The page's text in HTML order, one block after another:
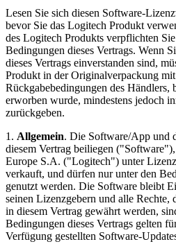
Lesen Sie sich diesen Software-
bevor Sie das Logitech Produkt
des Logitech Produkts verpflichten
Bedingungen dieses Vertrags. Wenn
dieses Vertrags einverstanden sind,
Produkt in der Originalverpackung
Rückgabebedingungen des Händlers,
erworben wurde, mindestens jedoch
zurückgeben.
1. Allgemein. Die Software/App und
diesem Vertrag beiliegen
Europe S.A. ("Logitech") unter
verkauft, und dürfen nur unter den
genutzt werden. Die Software bleibt
seinen Lizenzgebern und alle
in diesem Vertrag gewährt werden,
Bedingungen dieses Vertrags gelten
Verfügung gestellten Software-